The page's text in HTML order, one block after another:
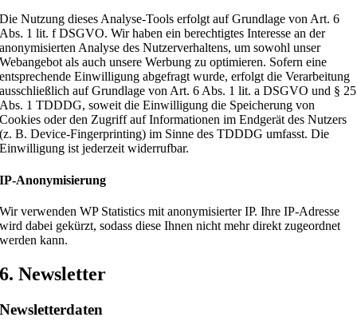
Die Nutzung dieses Analyse-Tools erfolgt auf Grundlage von Art. 6
Abs. 1 lit. f DSGVO. Wir haben ein berechtigtes Interesse an der
anonymisierten Analyse des Nutzerverhaltens, um sowohl unser
Webangebot als auch unsere Werbung zu optimieren. Sofern eine
entsprechende Einwilligung abgefragt wurde, erfolgt die Verarbeitung
ausschließlich auf Grundlage von Art. 6 Abs. 1 lit. a DSGVO und § 25
Abs. 1 TDDDG, soweit die Einwilligung die Speicherung von
Cookies oder den Zugriff auf Informationen im Endgerät des Nutzers
(z. B. Device-Fingerprinting) im Sinne des TDDDG umfasst. Die
Einwilligung ist jederzeit widerrufbar.
IP-Anonymisierung
Wir verwenden WP Statistics mit anonymisierter IP. Ihre IP-Adresse
wird dabei gekürzt, sodass diese Ihnen nicht mehr direkt zugeordnet
werden kann.
6. Newsletter
Newsletter­daten